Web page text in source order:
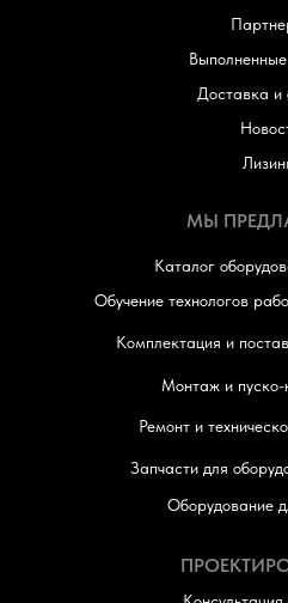
Доставка и
МЫ
Каталог
Комплектация и
Монтаж и пуско-
Обучение технологов
Ремонт и
Запчасти для
Оборудование